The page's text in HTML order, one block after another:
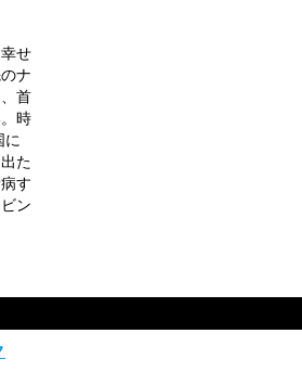
せ
ナ
首
時
に
た
す
ン